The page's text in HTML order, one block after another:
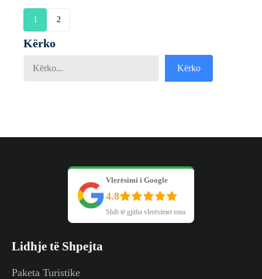
1 2
Kërko
Kërko
Vlerësimi i Google
4.8
Shih të gjitha vlerësimet tona
Lidhje të Shpejta
Paketa Turistike